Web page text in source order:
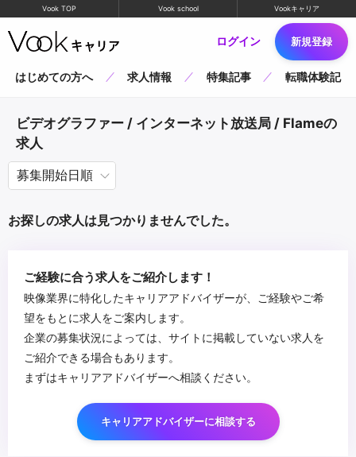
Vook TOP Vook school Vookキャリア
ログイン 新規登録
はじめての方へ 求人情報 特集記事 転職体験記
ビデオグラファー / インターネット放送局 / Flameの
求人
お探しの求人は見つかりませんでした。
ご経験に合う求人をご紹介します！
映像業界に特化したキャリアアドバイザーが、ご経験やご希
望をもとに求人をご案内します。
企業の募集状況によっては、サイトに掲載していない求人を
ご紹介できる場合もあります。
まずはキャリアアドバイザーへ相談ください。
キャリアアドバイザーに相談する